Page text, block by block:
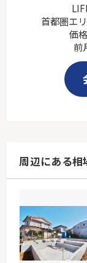
首都圏エ
価
前
周辺にある相